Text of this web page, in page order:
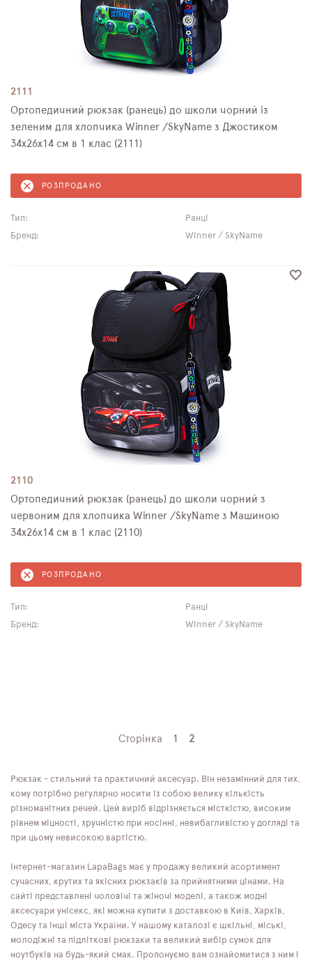
2111
Ортопедичний рюкзак (ранець) до школи чорний із
зеленим для хлопчика Winner /SkyName з Джостиком
34х26х14 см в 1 клас (2111)
РОЗПРОДАНО
Тип:
Ранці
Бренд:
Winner / SkyName
2110
Ортопедичний рюкзак (ранець) до школи чорний з
червоним для хлопчика Winner /SkyName з Машиною
34х26х14 см в 1 клас (2110)
РОЗПРОДАНО
Тип:
Ранці
Бренд:
Winner / SkyName
Сторінка 1 2
Рюкзак - стильний та практичний аксесуар. Він незамінний для тих,
кому потрібно регулярно носити із собою велику кількість
різноманітних речей. Цей виріб відрізняється місткістю, високим
рівнем міцності, зручністю при носінні, невибагливістю у догляді та
при цьому невисокою вартістю.
Інтернет-магазин LapaBags має у продажу великий асортимент
сучасних, крутих та якісних рюкзаків за прийнятними цінами. На
сайті представлені чоловічі та жіночі моделі, а також модні
аксесуари унісекс, які можна купити з доставкою в Київ, Харків,
Одесу та інші міста України. У нашому каталозі є шкільні, міські,
молодіжні та підліткові рюкзаки та великий вибір сумок для
ноутбуків на будь-який смак. Пропонуємо вам ознайомитися з ним і